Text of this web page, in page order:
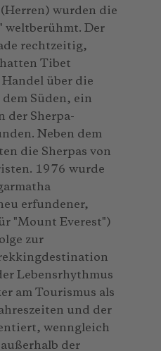
wurden die
weltberühmt. Der
rechtzeitig,
Tibet
über die
Süden, ein
der Sherpa-
Neben dem
die Sherpas von
1976 wurde
erfundener,
"Mount Everest")
zur
Lebensrhythmus
am Tourismus als
und der
wenngleich
der